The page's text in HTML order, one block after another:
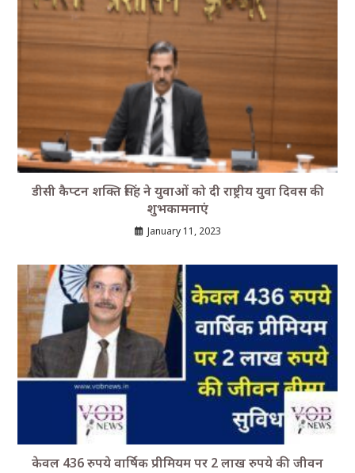
डीसी कैप्टन शक्ति सिंह ने युवाओं को दी राष्ट्रीय युवा दिवस की
शुभकामनाएं
January 11, 2023
केवल 436 रुपये वार्षिक प्रीमियम पर 2 लाख रुपये की जीवन